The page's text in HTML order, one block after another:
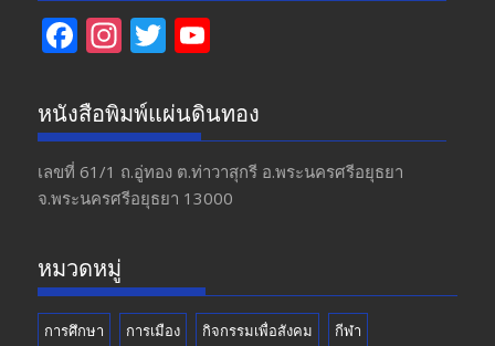
F
e
b
o
o
In
a
gr
a
m
T
itt
er
u
T
u
b
หนังสือพิมพ์แผ่นดินทอง
เลขที่ 61/1 ถ.อู่ทอง​ ต.​ท่าวาสุกรี​ อ.พระนครศรีอยุธยา​
จ.พระนครศรีอยุธยา 13000
หมวดหมู่
การศึกษา การเมือง กิจกรรมเพื่อสังคม กีฬา